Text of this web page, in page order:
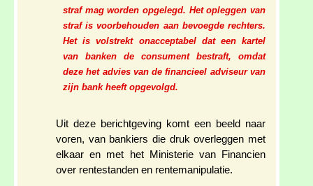
straf mag worden opgelegd. Het opleggen van
straf is voorbehouden aan bevoegde rechters.
Het is volstrekt onacceptabel dat een kartel
van banken de consument bestraft, omdat
deze het advies van de financieel adviseur van
zijn bank heeft opgevolgd.
Uit deze berichtgeving komt een beeld naar
voren, van bankiers die druk overleggen met
elkaar en met het Ministerie van Financien
over rentestanden en rentemanipulatie.